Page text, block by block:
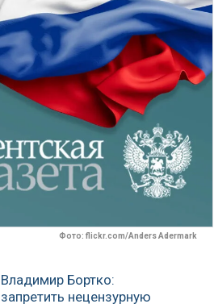
Фото: flickr.com/Anders Adermark
Владимир Бортко:
запретить нецензурную